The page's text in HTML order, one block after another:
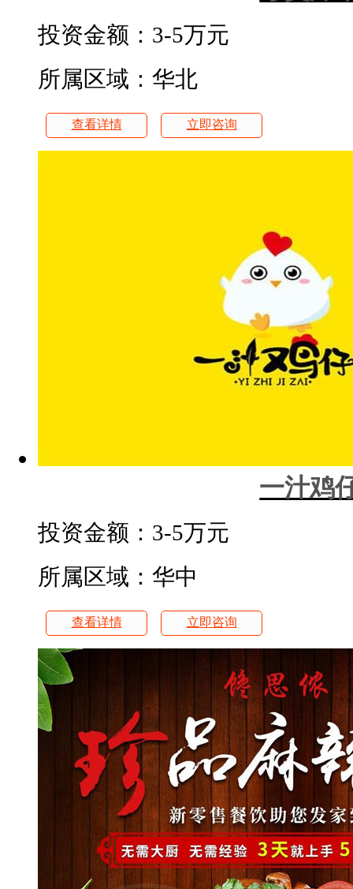
投资金额： 3-5万元
所属区域：华北
查看详情 立即咨询
一汁鸡
投资金额： 3-5万元
所属区域：华中
查看详情 立即咨询